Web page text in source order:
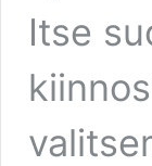
Itse